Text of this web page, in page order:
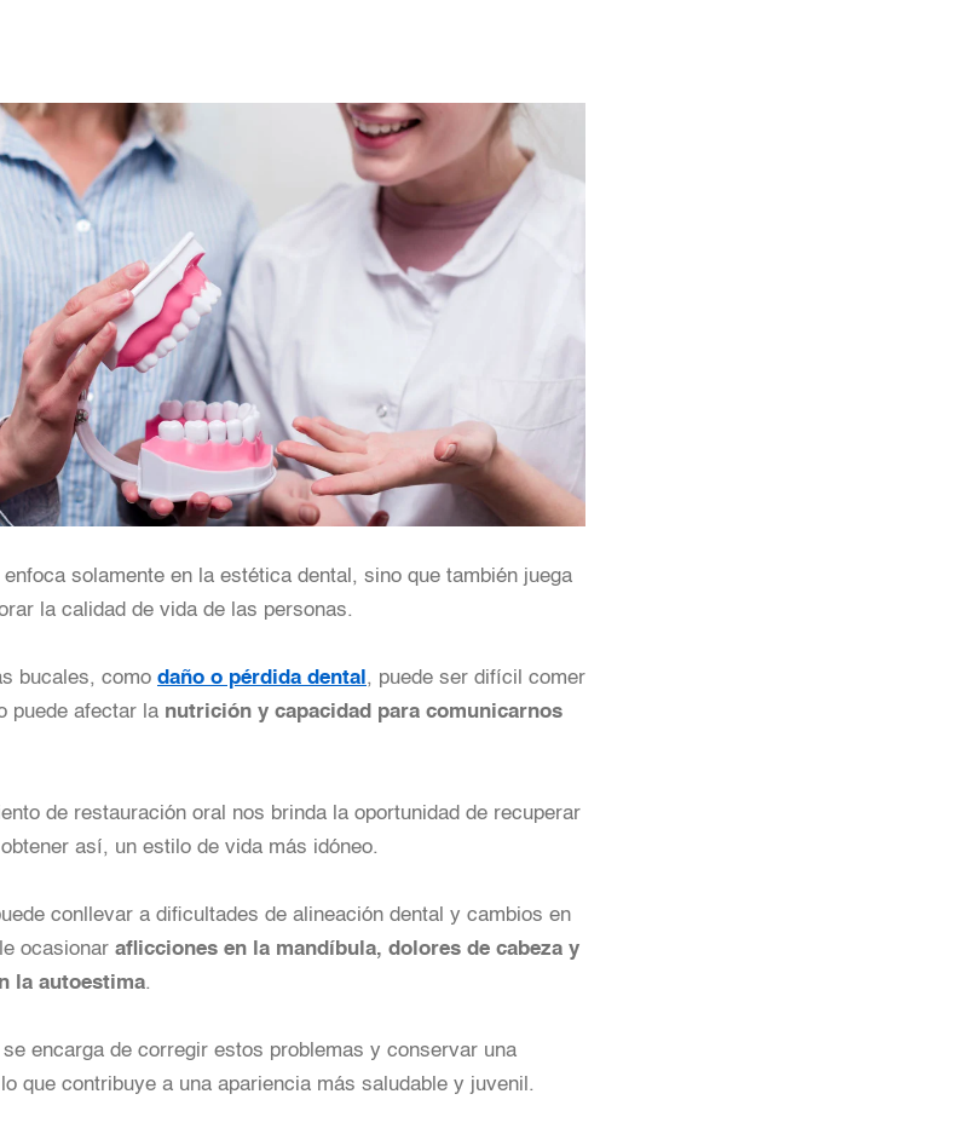
enfoca solamente en la estética dental, sino que también juega
la calidad de vida de las personas.
bucales, como daño o pérdida dental , puede ser difícil comer
puede afectar la nutrición y capacidad para comunicarnos
de restauración oral nos brinda la oportunidad de recuperar
así, un estilo de vida más idóneo.
conllevar a dificultades de alineación dental y cambios en
ocasionar aflicciones en la mandíbula, dolores de cabeza y
la autoestima.
encarga de corregir estos problemas y conservar una
que contribuye a una apariencia más saludable y juvenil.